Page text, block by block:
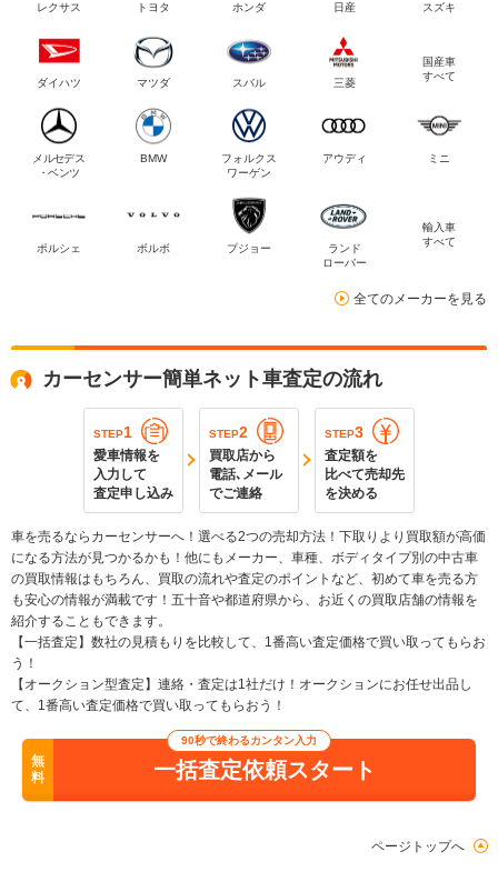
レクサス トヨタ ホンダ 日産 スズキ
ダイハツ マツダ スバル 三菱
国産車
すべて
メルセデス
・ベンツ
BMW
フォルクス
ワーゲン
アウディ ミニ
ポルシェ ボルボ プジョー
ランド
ローバー
輸入車
すべて
全てのメーカーを見る
カーセンサー簡単ネット車査定の流れ
STEP1
愛車情報を
入力して
査定申し込み
STEP2
買取店から
電話､メール
でご連絡
STEP3
査定額を
比べて売却先
を決める
車を売るならカーセンサーへ！選べる2つの売却方法！下取りより買取額が高価
になる方法が見つかるかも！他にもメーカー、車種、ボディタイプ別の中古車
の買取情報はもちろん、買取の流れや査定のポイントなど、初めて車を売る方
も安心の情報が満載です！五十音や都道府県から、お近くの買取店舗の情報を
紹介することもできます。
【一括査定】数社の見積もりを比較して、1番高い査定価格で買い取ってもらお
う！
【オークション型査定】連絡・査定は1社だけ！オークションにお任せ出品し
て、1番高い査定価格で買い取ってもらおう！
無
料
90秒で終わるカンタン入力
一括査定依頼スタート
ページトップへ